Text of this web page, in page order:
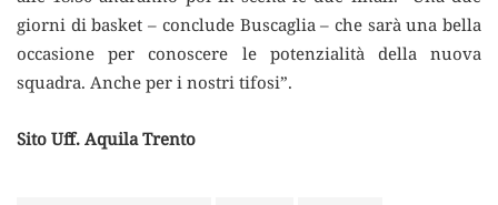
giorni di basket – conclude Buscaglia – che sarà una bella
occasione per conoscere le potenzialità della nuova
squadra. Anche per i nostri tifosi”.
Sito Uff. Aquila Trento